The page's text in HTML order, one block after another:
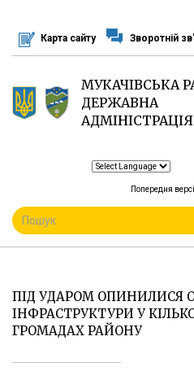
основного
матеріалу
Карта сайту Зворотній
МУКАЧІВСЬКА
ДЕРЖАВНА
АДМІНІСТРАЦІЯ
Попередня
ПОШУКОВА
ФОРМА
Пошук
ПІД УДАРОМ ОПИНИЛИСЯ
ІНФРАСТРУКТУРИ У
ГРОМАДАХ РАЙОНУ